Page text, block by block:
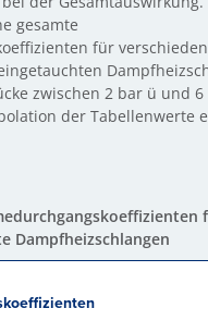
gesamte
für
zwischen 2 bar ü und 6
der Tabellenwerte
Dampfheizschlangen